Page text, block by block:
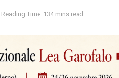
Reading Time: 134 mins read